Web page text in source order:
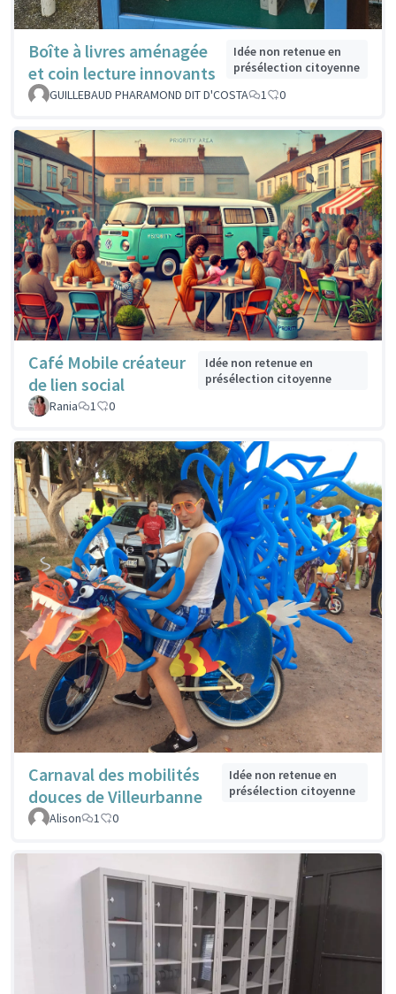
Boîte à livres aménagée
et coin lecture innovants
Idée non retenue en
présélection citoyenne
GUILLEBAUD PHARAMOND DIT D'COSTA
1 0
Café Mobile créateur
de lien social
Idée non retenue en
présélection citoyenne
Rania
1 0
Carnaval des mobilités
douces de Villeurbanne
Idée non retenue en
présélection citoyenne
Alison
1 0